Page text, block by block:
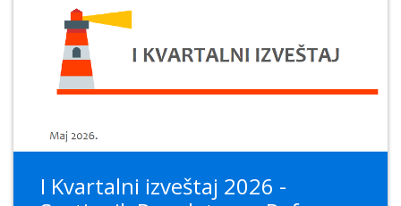
I Kvartalni izveštaj 2026 -